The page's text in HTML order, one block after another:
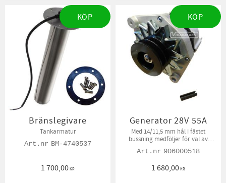
Bränslegivare
Tankarmatur
BM-4740537
1 700,00KR
KÖP
Generator 28V 55A
Med 14/11,5 mm hål i fästet
bussning medföljer för val av
generatorn kan behöva flyttas
906000518
1 680,00KR
KÖP